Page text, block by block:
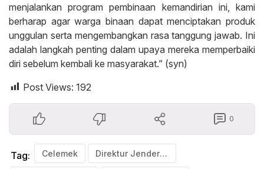
menjalankan program pembinaan kemandirian ini, kami
berharap agar warga binaan dapat menciptakan produk
unggulan serta mengembangkan rasa tanggung jawab. Ini
adalah langkah penting dalam upaya mereka memperbaiki
diri sebelum kembali ke masyarakat.” (syn)
Post Views: 192
0
Tag: Celemek Direktur Jenderal Pemasyarakatan (Dirjenpas)